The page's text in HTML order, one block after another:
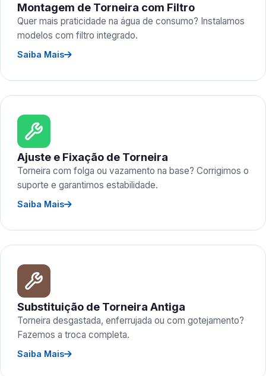
Montagem de Torneira com Filtro
Quer mais praticidade na água de consumo? Instalamos
modelos com filtro integrado.
Saiba Mais
Ajuste e Fixação de Torneira
Torneira com folga ou vazamento na base? Corrigimos o
suporte e garantimos estabilidade.
Saiba Mais
Substituição de Torneira Antiga
Torneira desgastada, enferrujada ou com gotejamento?
Fazemos a troca completa.
Saiba Mais